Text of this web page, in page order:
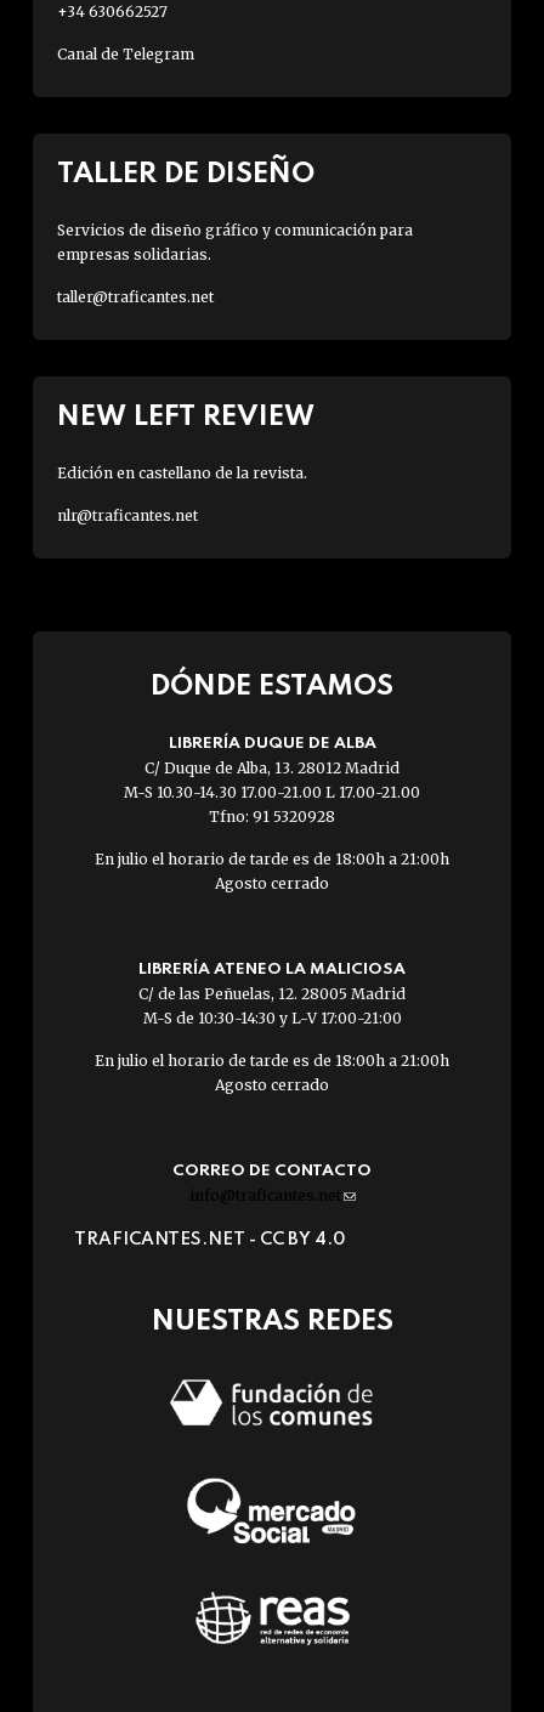
+34 630662527
Canal de Telegram
TALLER DE DISEÑO
Servicios de diseño gráfico y comunicación para
empresas solidarias.
taller@traficantes.net
NEW LEFT REVIEW
Edición en castellano de la revista.
nlr@traficantes.net
DÓNDE ESTAMOS
LIBRERÍA DUQUE DE ALBA
C/ Duque de Alba, 13. 28012 Madrid
M-S 10.30-14.30 17.00-21.00 L 17.00-21.00
Tfno: 91 5320928
En julio el horario de tarde es de 18:00h a 21:00h
Agosto cerrado
LIBRERÍA ATENEO LA MALICIOSA
C/ de las Peñuelas, 12. 28005 Madrid
M-S de 10:30-14:30 y L-V 17:00-21:00
En julio el horario de tarde es de 18:00h a 21:00h
Agosto cerrado
CORREO DE CONTACTO
info@traficantes.net (link
e-
TRAFICANTES.NET - CC BY 4.0
NUESTRAS REDES